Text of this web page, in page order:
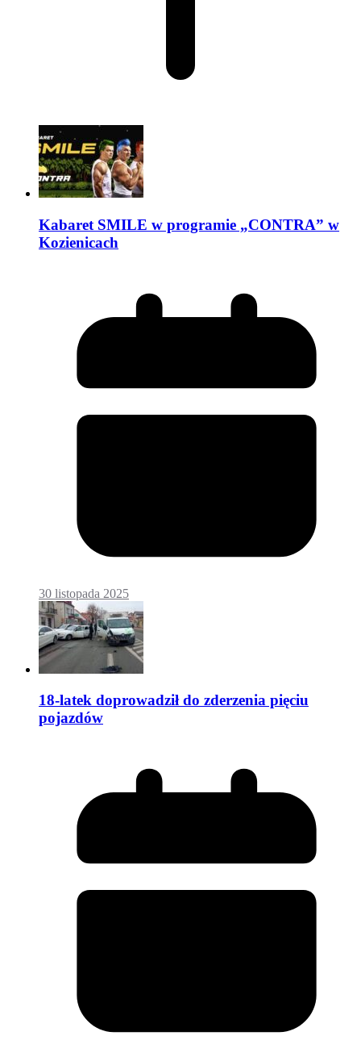
Kabaret SMILE w programie „CONTRA” w
Kozienicach
30 listopada 2025
18-latek doprowadził do zderzenia pięciu
pojazdów